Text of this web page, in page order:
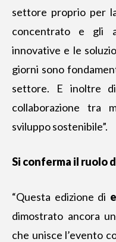
settore proprio per
concentrato e gli
innovative e le
giorni sono
settore. E inoltre
collaborazione tra
sviluppo sostenibile”.
Si conferma il ruolo
“Questa edizione di
dimostrato ancora
che unisce l’evento